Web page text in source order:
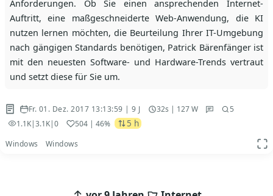
Anforderungen. Ob Sie einen ansprechenden Internet-
Auftritt, eine maßgeschneiderte Web-Anwendung, die KI
nutzen lernen möchten, die Beurteilung Ihrer IT-Umgebung
nach gängigen Standards benötigen, Patrick Bärenfänger ist
mit den neuesten Software- und Hardware-Trends vertraut
und setzt diese für Sie um.
Fr. 01. Dez. 2017 13:13:59 | 9 J 32s | 127 W
5
1.1K|3.1K|0 504| 46% 5 h
Windows Windows